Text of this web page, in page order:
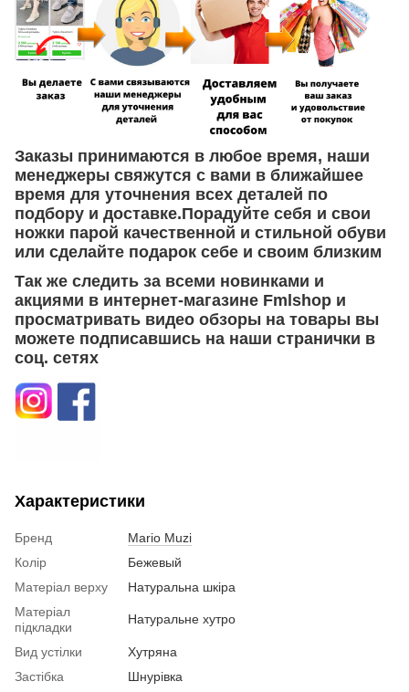
Заказы принимаются в любое время, наши
менеджеры свяжутся с вами в ближайшее
время для уточнения всех деталей по
подбору и доставке.Порадуйте себя и свои
ножки парой качественной и стильной обуви
или сделайте подарок себе и своим близким
Так же следить за всеми новинками и
акциями в интернет-магазине Fmlshop и
просматривать видео обзоры на товары вы
можете подписавшись на наши странички в
соц. сетях
Характеристики
Бренд
Mario Muzi
Колір
Бежевый
Матеріал верху
Натуральна шкіра
Матеріал
підкладки
Натуральне хутро
Вид устілки
Хутряна
Застібка
Шнурівка